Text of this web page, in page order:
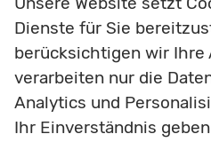
- Multifunktionslenkrad
- Mittelarmlehne vorne
- Becherhalter vorne
- Sonnenblenden mit
- Brillenfach
- Zigarettenanzünder
Dienste für Sie
berücksichtigen wir Ihre
verarbeiten nur die
Analytics und
Ihr Einverständnis